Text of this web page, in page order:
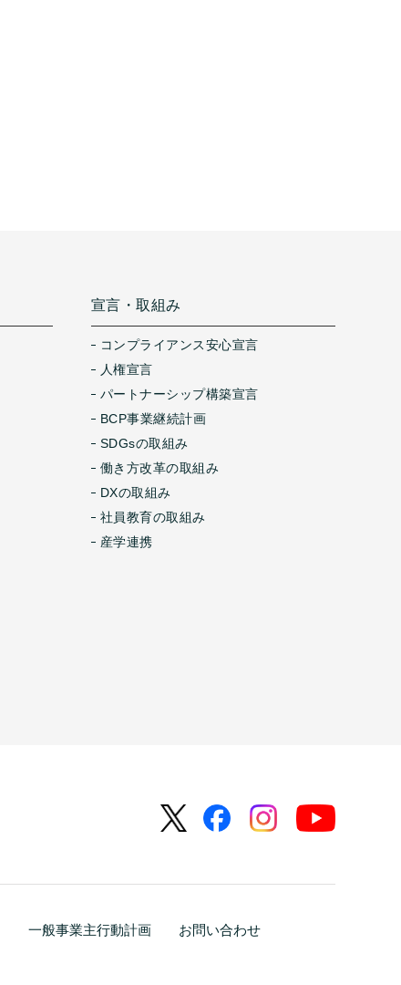
宣言・取組み
コンプライアンス安心宣言
人権宣言
パートナーシップ構築宣言
BCP事業継続計画
SDGsの取組み
働き方改革の取組み
DXの取組み
社員教育の取組み
産学連携
一般事業主行動計画 お問い合わせ